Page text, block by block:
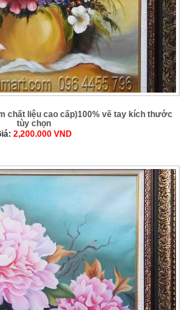
chất liệu cao cấp)100% vẽ tay kích thước
tùy chọn
2,200.000 VND